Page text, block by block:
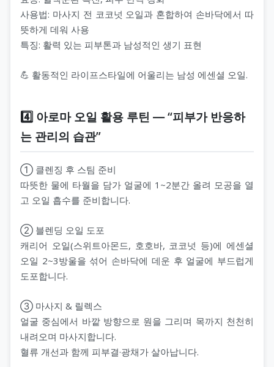
사용법: 마사지 전 코코넛 오일과 혼합하여 손바닥에서 따
뜻하게 데워 사용
특징: 활력 있는 피부톤과 남성적인 생기 표현
💪 활동적인 라이프스타일에 어울리는 남성 에센셜 오일.
4️⃣ 아로마 오일 활용 루틴 ― “피부가 반응하
는 관리의 습관”
① 클렌징 후 스팀 준비
따뜻한 물에 타월을 담가 얼굴에 1~2분간 올려 모공을 열
고 오일 흡수를 준비합니다.
② 블렌딩 오일 도포
캐리어 오일(스위트아몬드, 호호바, 코코넛 등)에 에센셜
오일 2~3방울을 섞어 손바닥에 데운 후 얼굴에 부드럽게
도포합니다.
③ 마사지 & 릴렉스
얼굴 중심에서 바깥 방향으로 원을 그리며 목까지 천천히
내려오며 마사지합니다.
혈류 개선과 함께 피부결·광채가 살아납니다.